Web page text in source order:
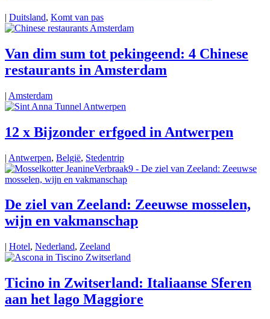
| Duitsland, Komt van pas
Van dim sum tot pekingeend: 4 Chinese
restaurants in Amsterdam
| Amsterdam
12 x Bijzonder erfgoed in Antwerpen
| Antwerpen, België, Stedentrip
De ziel van Zeeland: Zeeuwse mosselen,
wijn en vakmanschap
| Hotel, Nederland, Zeeland
Ticino in Zwitserland: Italiaanse Sferen
aan het lago Maggiore